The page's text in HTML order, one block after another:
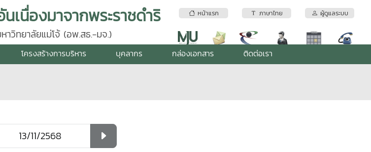
หน้าแรก ภาษาไทย ผู้ดูแลระบบ
นื่องมาจากพระราชดำริ
าวิทยาลัยแม่โจ้ (อพ.สธ.-มจ.)
โครงสร้างการบริหาร บุคลากร กล่องเอกสาร ติดต่อเรา